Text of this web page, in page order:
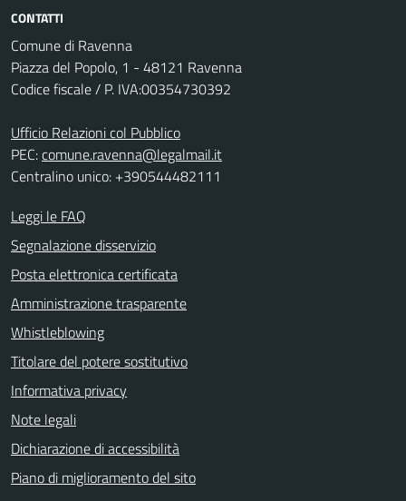
CONTATTI
Comune di Ravenna
Piazza del Popolo, 1 - 48121 Ravenna
Codice fiscale / P. IVA:00354730392
Ufficio Relazioni col Pubblico
PEC:comune.ravenna@legalmail.it
Centralino unico: +390544482111
Leggi le FAQ
Segnalazione disservizio
Posta elettronica certificata
Amministrazione trasparente
Whistleblowing
Titolare del potere sostitutivo
Informativa privacy
Note legali
Dichiarazione di accessibilità
Piano di miglioramento del sito